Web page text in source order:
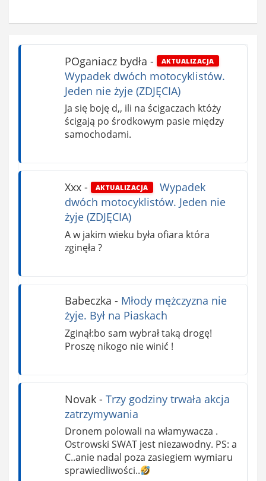
POganiacz bydła - AKTUALIZACJA
Wypadek dwóch motocyklistów.
Jeden nie żyje (ZDJĘCIA)
Ja się boję d,, ili na ścigaczach któży
ścigają po środkowym pasie między
samochodami.
Xxx- AKTUALIZACJA
Wypadek
dwóch motocyklistów. Jeden nie
żyje (ZDJĘCIA)
A w jakim wieku była ofiara która
zginęła ?
Babeczka - Młody mężczyzna nie
żyje. Był na Piaskach
Zginął:bo sam wybrał taką drogę!
Proszę nikogo nie winić !
Novak- Trzy godziny trwała akcja
zatrzymywania
Dronem polowali na włamywacza .
Ostrowski SWAT jest niezawodny. PS: a
C..anie nadal poza zasiegiem wymiaru
sprawiedliwości..